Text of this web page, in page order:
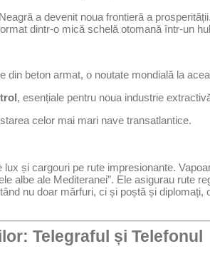
a devenit noua frontieră a
dintr-o mică schelă otomană într-un
din beton armat, o noutate mondială la
, esențiale pentru noua industrie
celor mai mari nave transatlantice.
și cargouri pe rute impresionante.
albe ale Mediteranei”. Ele asigurau rute
nu doar mărfuri, ci și poștă și diplomați,
Telegraful și Telefonul